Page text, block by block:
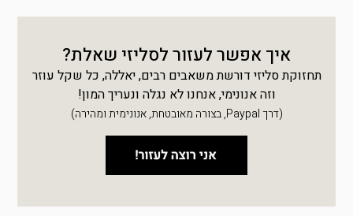
איך אפשר לעזור לסליזי שאלת?
תחזוקת סליזי דורשת משאבים רבים, יאללה, כל שקל עוזר
וזה אנונימי, אנחנו לא נגלה ונעריך המון!
(דרך Paypal, בצורה מאובטחת, אנונימית ומהירה)